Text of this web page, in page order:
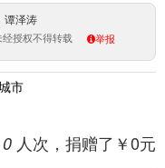
谭泽涛
授权不得转载 举报
市
0 人次，捐赠了￥0元